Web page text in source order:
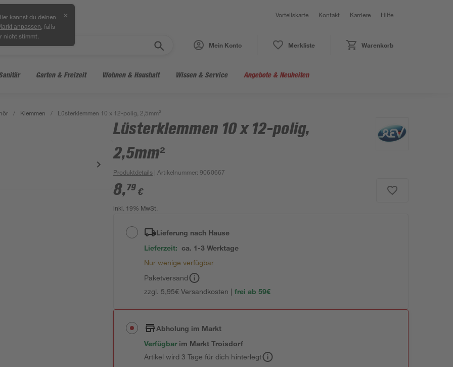
kannst du deinen
anpassen , falls
nicht stimmt.
✕ Vorteilskarte Kontakt Karriere Hilfe
Mein Konto Merkliste Warenkorb
Garten & Freizeit Wohnen & Haushalt Wissen & Service Angebote & Neuheiten
/ Klemmen / Lüsterklemmen 10 x 12-polig, 2,5mm²
Lüsterklemmen 10 x 12-polig,
2,5mm²
Produktdetails | Artikelnummer:9060667
8,79 €
inkl. 19% MwSt.
Lieferung nach Hause
Lieferzeit: ca. 1-3 Werktage
Nur wenige verfügbar
Paketversand
zzgl. 5,95€ Versandkosten | frei ab 59€
Abholung im Markt
Verfügbar im MarktTroisdorf
Artikel wird 3 Tage für dich hinterlegt